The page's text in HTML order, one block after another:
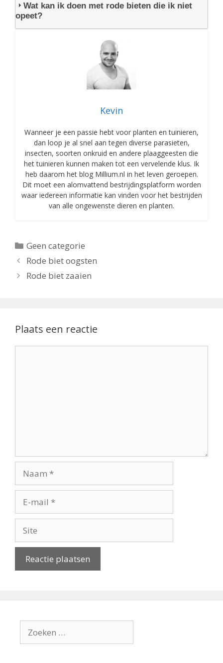
Wat kan ik doen met rode bieten die ik niet
opeet?
Kevin
Wanneer je een passie hebt voor planten en tuinieren,
dan loop je al snel aan tegen diverse parasieten,
insecten, soorten onkruid en andere plaaggeesten die
het tuinieren kunnen maken tot een vervelende klus. Ik
heb daarom het blog Millium.nl in het leven geroepen.
Dit moet een alomvattend bestrijdingsplatform worden
waar iedereen informatie kan vinden voor het bestrijden
van alle ongewenste dieren en planten.
Categorieën
Geen categorie
Rode biet oogsten
Rode biet zaaien
Plaats een reactie
mail
naar: